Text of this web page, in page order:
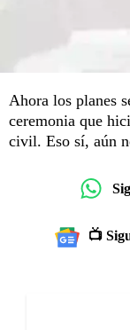
Ahora los planes
ceremonia que
civil. Eso sí, aún
📺